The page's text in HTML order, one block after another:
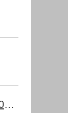
同集團不同事業單位，可否由集團之一事業單位所僱用之護理人員，提供其他勞工人數未達300人以上事業單位之勞工健康服務？